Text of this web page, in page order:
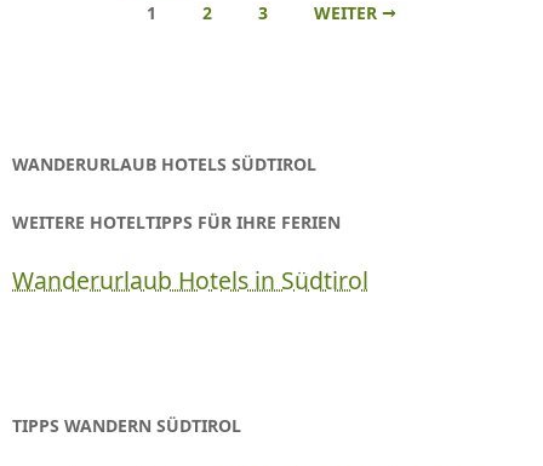
1 2 3 WEITER →
WANDERURLAUB HOTELS SÜDTIROL
WEITERE HOTELTIPPS FÜR IHRE FERIEN
Wanderurlaub Hotels in Südtirol
TIPPS WANDERN SÜDTIROL